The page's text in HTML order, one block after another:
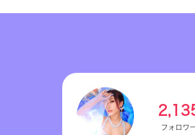
フォロワ